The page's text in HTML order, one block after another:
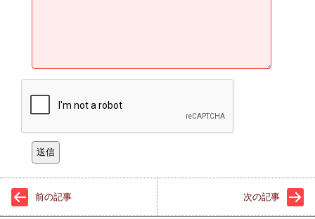
前の記事 次の記事